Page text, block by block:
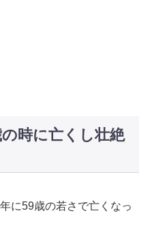
時に亡くし壮絶
に59歳の若さで亡くなっ